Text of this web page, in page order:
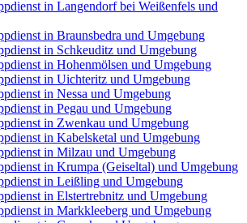
in Langendorf bei Weißenfels und
in Braunsbedra und Umgebung
in Schkeuditz und Umgebung
in Hohenmölsen und Umgebung
in Uichteritz und Umgebung
in Nessa und Umgebung
in Pegau und Umgebung
in Zwenkau und Umgebung
in Kabelsketal und Umgebung
in Milzau und Umgebung
in Krumpa (Geiseltal) und Umgebung
in Leißling und Umgebung
in Elstertrebnitz und Umgebung
in Markkleeberg und Umgebung